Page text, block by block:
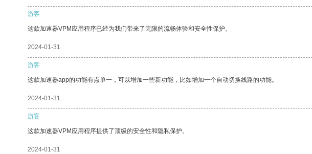
游客
这款加速器VPM应用程序已经为我们带来了无限的流畅体验和安全性保护。
2024-01-31
游客
这款加速器app的功能有点单一，可以增加一些新功能，比如增加一个自动切换线路的功能。
2024-01-31
游客
这款加速器VPM应用程序提供了顶级的安全性和隐私保护。
2024-01-31